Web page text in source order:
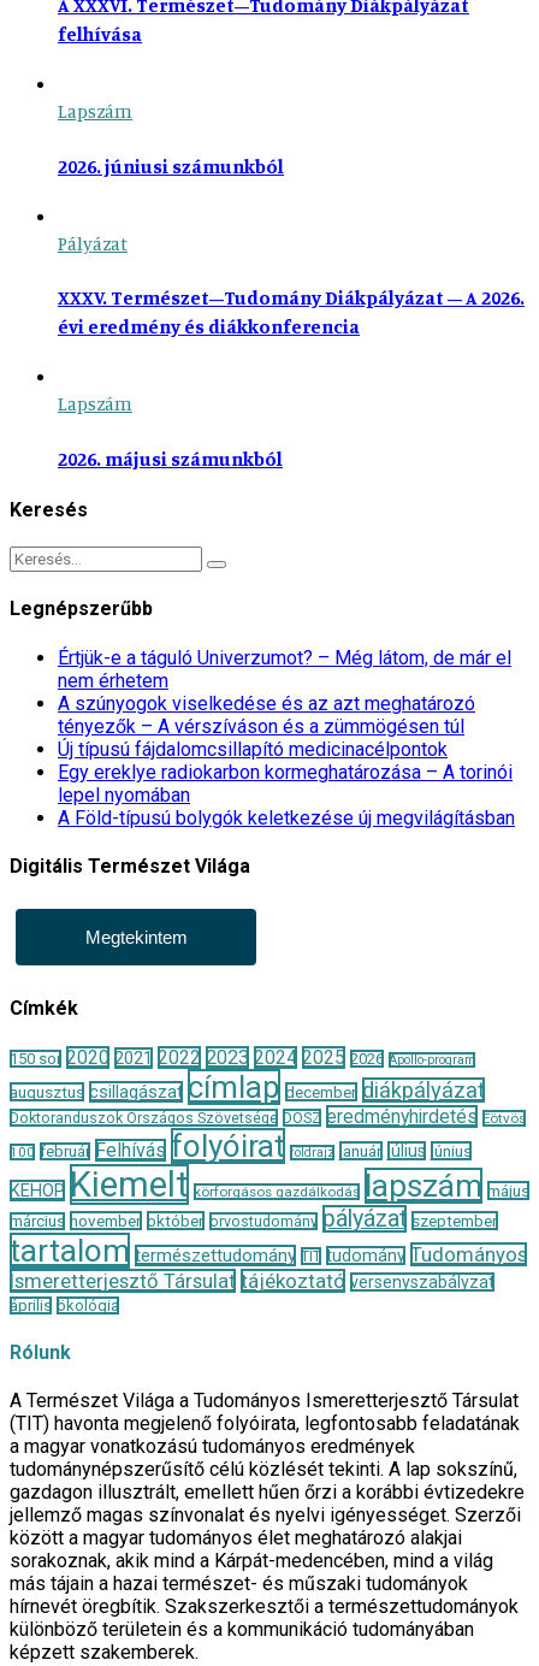
A XXXVI. Természet–Tudomány Diákpályázat
felhívása
Lapszám
2026. júniusi számunkból
Pályázat
XXXV. Természet–Tudomány Diákpályázat – A 2026.
évi eredmény és diákkonferencia
Lapszám
2026. májusi számunkból
Keresés
Legnépszerűbb
Értjük-e a táguló Univerzumot? – Még látom, de már el
nem érhetem
A szúnyogok viselkedése és az azt meghatározó
tényezők – A vérszíváson és a zümmögésen túl
Új típusú fájdalomcsillapító medicinacélpontok
Egy ereklye radiokarbon kormeghatározása – A torinói
lepel nyomában
A Föld-típusú bolygók keletkezése új megvilágításban
Digitális Természet Világa
Megtekintem
Címkék
150 sor 2020 2021 2022 2023 2024 2025 2026 Apollo-program
augusztus csillagászat címlap december diákpályázat
Doktoranduszok Országos Szövetsége DOSZ eredményhirdetés Eötvös
100 február Felhívás folyóirat földrajz január július június
KEHOP Kiemelt körforgásos gazdálkodás lapszám május
március november október orvostudomány pályázat szeptember
tartalom természettudomány TIT tudomány Tudományos
Ismeretterjesztő Társulat tájékoztató versenyszabályzat
április ökológia
Rólunk
A Természet Világa a Tudományos Ismeretterjesztő Társulat
(TIT) havonta megjelenő folyóirata, legfontosabb feladatának
a magyar vonatkozású tudományos eredmények
tudománynépszerűsítő célú közlését tekinti. A lap sokszínű,
gazdagon illusztrált, emellett hűen őrzi a korábbi évtizedekre
jellemző magas színvonalat és nyelvi igényességet. Szerzői
között a magyar tudományos élet meghatározó alakjai
sorakoznak, akik mind a Kárpát-medencében, mind a világ
más tájain a hazai természet- és műszaki tudományok
hírnevét öregbítik. Szakszerkesztői a természettudományok
különböző területein és a kommunikáció tudományában
képzett szakemberek.